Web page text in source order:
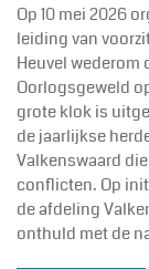
Op 10 mei 2026
leiding van
Heuvel
Oorlogsgeweld
grote klok is
de jaarlijkse
Valkenswaard
conflicten. Op
de afdeling
onthuld met de